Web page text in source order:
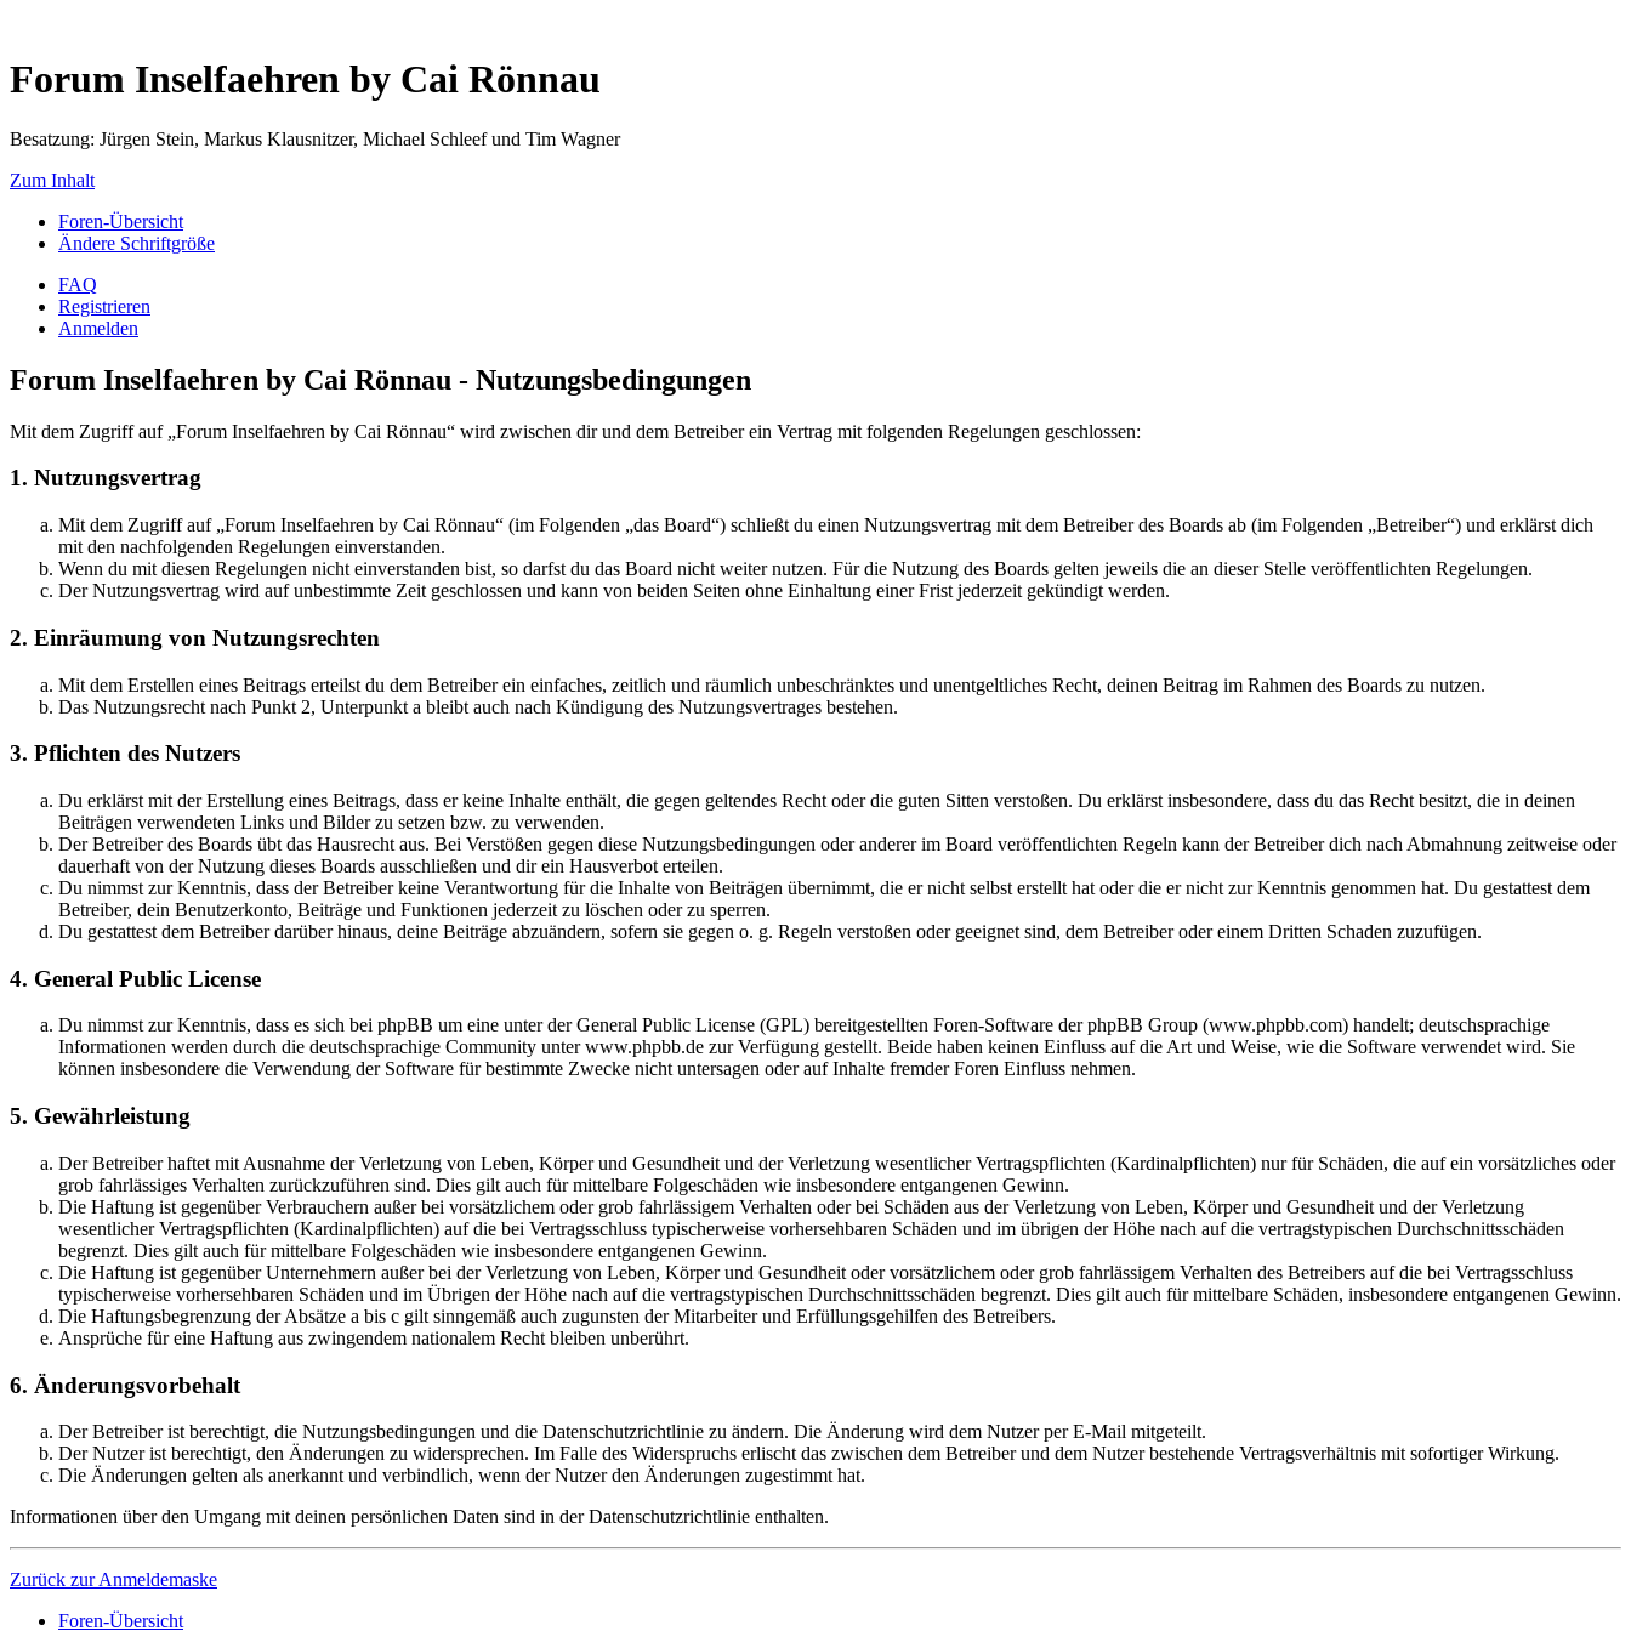
Forum Inselfaehren by Cai Rönnau
Besatzung: Jürgen Stein, Markus Klausnitzer, Michael Schleef und Tim Wagner
Zum Inhalt
Foren-Übersicht
Ändere Schriftgröße
FAQ
Registrieren
Anmelden
Forum Inselfaehren by Cai Rönnau - Nutzungsbedingungen
Mit dem Zugriff auf „Forum Inselfaehren by Cai Rönnau“ wird zwischen dir und dem Betreiber ein Vertrag mit folgenden Regelungen geschlossen:
1. Nutzungsvertrag
Mit dem Zugriff auf „Forum Inselfaehren by Cai Rönnau“ (im Folgenden „das Board“) schließt du einen Nutzungsvertrag mit dem Betreiber des Boards ab (im Folgenden „Betreiber“) und erklärst dich
mit den nachfolgenden Regelungen einverstanden.
Wenn du mit diesen Regelungen nicht einverstanden bist, so darfst du das Board nicht weiter nutzen. Für die Nutzung des Boards gelten jeweils die an dieser Stelle veröffentlichten Regelungen.
Der Nutzungsvertrag wird auf unbestimmte Zeit geschlossen und kann von beiden Seiten ohne Einhaltung einer Frist jederzeit gekündigt werden.
2. Einräumung von Nutzungsrechten
Mit dem Erstellen eines Beitrags erteilst du dem Betreiber ein einfaches, zeitlich und räumlich unbeschränktes und unentgeltliches Recht, deinen Beitrag im Rahmen des Boards zu nutzen.
Das Nutzungsrecht nach Punkt 2, Unterpunkt a bleibt auch nach Kündigung des Nutzungsvertrages bestehen.
3. Pflichten des Nutzers
Du erklärst mit der Erstellung eines Beitrags, dass er keine Inhalte enthält, die gegen geltendes Recht oder die guten Sitten verstoßen. Du erklärst insbesondere, dass du das Recht besitzt, die in deinen
Beiträgen verwendeten Links und Bilder zu setzen bzw. zu verwenden.
Der Betreiber des Boards übt das Hausrecht aus. Bei Verstößen gegen diese Nutzungsbedingungen oder anderer im Board veröffentlichten Regeln kann der Betreiber dich nach Abmahnung zeitweise oder
dauerhaft von der Nutzung dieses Boards ausschließen und dir ein Hausverbot erteilen.
Du nimmst zur Kenntnis, dass der Betreiber keine Verantwortung für die Inhalte von Beiträgen übernimmt, die er nicht selbst erstellt hat oder die er nicht zur Kenntnis genommen hat. Du gestattest dem
Betreiber, dein Benutzerkonto, Beiträge und Funktionen jederzeit zu löschen oder zu sperren.
Du gestattest dem Betreiber darüber hinaus, deine Beiträge abzuändern, sofern sie gegen o. g. Regeln verstoßen oder geeignet sind, dem Betreiber oder einem Dritten Schaden zuzufügen.
4. General Public License
Du nimmst zur Kenntnis, dass es sich bei phpBB um eine unter der General Public License (GPL) bereitgestellten Foren-Software der phpBB Group (www.phpbb.com) handelt; deutschsprachige
Informationen werden durch die deutschsprachige Community unter www.phpbb.de zur Verfügung gestellt. Beide haben keinen Einfluss auf die Art und Weise, wie die Software verwendet wird. Sie
können insbesondere die Verwendung der Software für bestimmte Zwecke nicht untersagen oder auf Inhalte fremder Foren Einfluss nehmen.
5. Gewährleistung
Der Betreiber haftet mit Ausnahme der Verletzung von Leben, Körper und Gesundheit und der Verletzung wesentlicher Vertragspflichten (Kardinalpflichten) nur für Schäden, die auf ein vorsätzliches oder
grob fahrlässiges Verhalten zurückzuführen sind. Dies gilt auch für mittelbare Folgeschäden wie insbesondere entgangenen Gewinn.
Die Haftung ist gegenüber Verbrauchern außer bei vorsätzlichem oder grob fahrlässigem Verhalten oder bei Schäden aus der Verletzung von Leben, Körper und Gesundheit und der Verletzung
wesentlicher Vertragspflichten (Kardinalpflichten) auf die bei Vertragsschluss typischerweise vorhersehbaren Schäden und im übrigen der Höhe nach auf die vertragstypischen Durchschnittsschäden
begrenzt. Dies gilt auch für mittelbare Folgeschäden wie insbesondere entgangenen Gewinn.
Die Haftung ist gegenüber Unternehmern außer bei der Verletzung von Leben, Körper und Gesundheit oder vorsätzlichem oder grob fahrlässigem Verhalten des Betreibers auf die bei Vertragsschluss
typischerweise vorhersehbaren Schäden und im Übrigen der Höhe nach auf die vertragstypischen Durchschnittsschäden begrenzt. Dies gilt auch für mittelbare Schäden, insbesondere entgangenen Gewinn.
Die Haftungsbegrenzung der Absätze a bis c gilt sinngemäß auch zugunsten der Mitarbeiter und Erfüllungsgehilfen des Betreibers.
Ansprüche für eine Haftung aus zwingendem nationalem Recht bleiben unberührt.
6. Änderungsvorbehalt
Der Betreiber ist berechtigt, die Nutzungsbedingungen und die Datenschutzrichtlinie zu ändern. Die Änderung wird dem Nutzer per E-Mail mitgeteilt.
Der Nutzer ist berechtigt, den Änderungen zu widersprechen. Im Falle des Widerspruchs erlischt das zwischen dem Betreiber und dem Nutzer bestehende Vertragsverhältnis mit sofortiger Wirkung.
Die Änderungen gelten als anerkannt und verbindlich, wenn der Nutzer den Änderungen zugestimmt hat.
Informationen über den Umgang mit deinen persönlichen Daten sind in der Datenschutzrichtlinie enthalten.
Zurück zur Anmeldemaske
Foren-Übersicht